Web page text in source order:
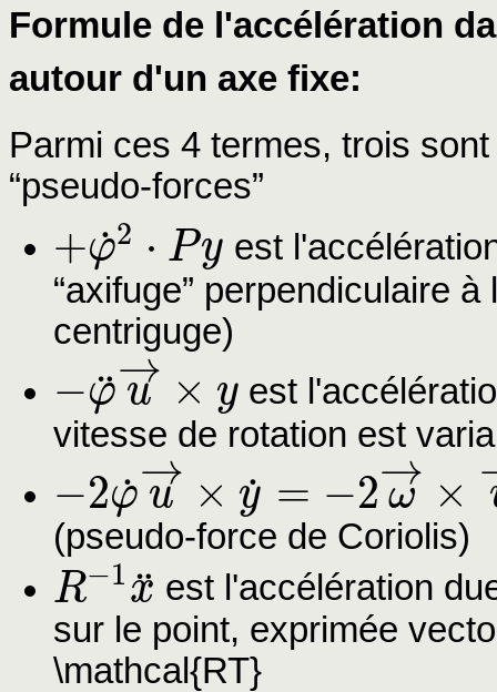
Formule de l'accélération
autour d'un axe fixe:
Parmi ces 4 termes, trois
“pseudo-forces”
+φ
˙2 ⋅ Py
Py
est
“axifuge” perpendiculaire
centriguge)
−φ
¨ u
→ × y
→×y
est
vitesse de rotation est
−2φ
˙ u
→ × y
˙ = −2 ω
→ ×
−2φ˙u→×y˙=− ω→ →
(pseudo-force de Coriolis)
R−1x
¨
R− 1 x
est l'accélération
sur le point, exprimée
\mathcal{RT}